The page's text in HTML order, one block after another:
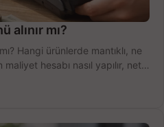
mı?
Hangi ürünlerde mantıklı, ne
hesabı nasıl yapılır, net